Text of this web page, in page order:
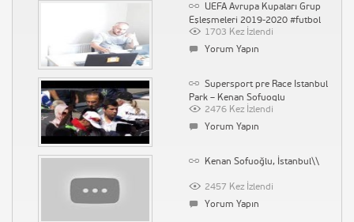
UEFA Avrupa Kupaları Grup
Eşleşmeleri 2019-2020 #futbol
1703 Kez İzlendi
Yorum Yapın
Supersport pre Race Istanbul
Park – Kenan Sofuoglu
2476 Kez İzlendi
Yorum Yapın
Kenan Sofuoğlu, İstanbul\\
2457 Kez İzlendi
Yorum Yapın